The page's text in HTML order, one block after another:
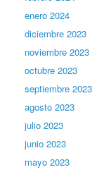
enero 2024
diciembre 2023
noviembre 2023
octubre 2023
septiembre 2023
agosto 2023
julio 2023
junio 2023
mayo 2023